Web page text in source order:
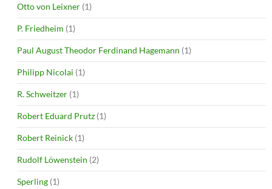
Otto von Leixner (1)
P. Friedheim (1)
Paul August Theodor Ferdinand Hagemann (1)
Philipp Nicolai (1)
R. Schweitzer (1)
Robert Eduard Prutz (1)
Robert Reinick (1)
Rudolf Löwenstein (2)
Sperling (1)